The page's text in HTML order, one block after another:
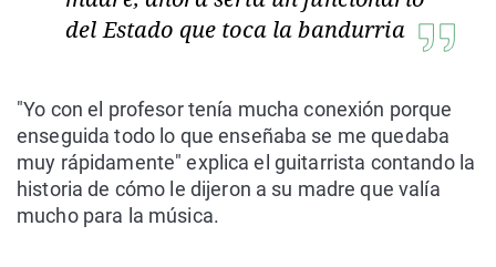
del Estado que toca la bandurria
"Yo con el profesor tenía mucha conexión porque
enseguida todo lo que enseñaba se me quedaba
muy rápidamente" explica el guitarrista contando la
historia de cómo le dijeron a su madre que valía
mucho para la música.